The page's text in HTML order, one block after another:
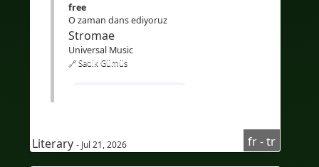
free
O zaman dans ediyoruz
Stromae
Universal Music
🔗 Sadik Gümüs
#Vocabulairefrançais
Literary - Jul 21, 2026 fr - tr